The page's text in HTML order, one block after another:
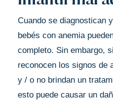
Cuando se diagnostican
bebés con anemia
completo. Sin embargo,
reconocen los signos de
y / o no brindan un
esto puede causar un